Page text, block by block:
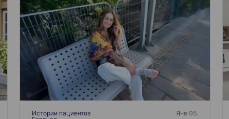
Истории пациентов
Янв 05.